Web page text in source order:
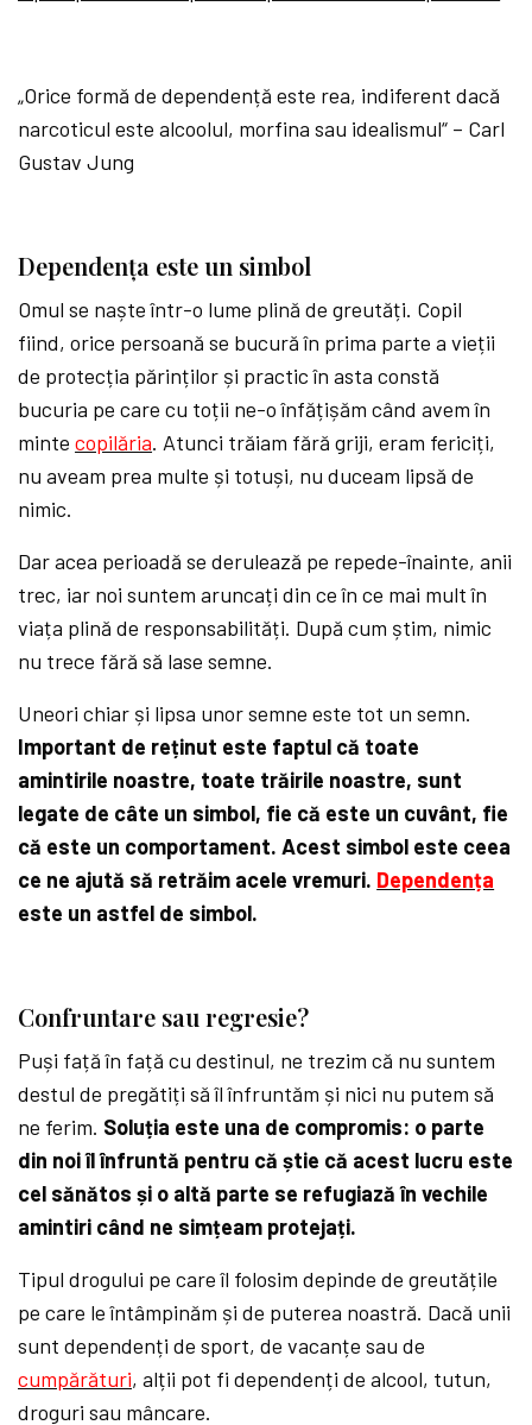
„Orice formă de dependență este rea, indiferent dacă
narcoticul este alcoolul, morfina sau idealismul“ – Carl
Gustav Jung
Dependența este un simbol
Omul se naște într-o lume plină de greutăți. Copil
fiind, orice persoană se bucură în prima parte a vieții
de protecția părinților și practic în asta constă
bucuria pe care cu toții ne-o înfățișăm când avem în
mintecopilăria. Atunci trăiam fără griji, eram fericiți,
nu aveam prea multe și totuși, nu duceam lipsă de
nimic.
Dar acea perioadă se derulează pe repede-înainte, anii
trec, iar noi suntem aruncați din ce în ce mai mult în
viața plină de responsabilități. După cum știm, nimic
nu trece fără să lase semne.
Uneori chiar și lipsa unor semne este tot un semn.
Important de reținut este faptul că toate
amintirile noastre, toate trăirile noastre, sunt
legate de câte un simbol, fie că este un cuvânt, fie
că este un comportament. Acest simbol este ceea
ce ne ajută să retrăim acele vremuri. Dependența
este un astfel de simbol.
Confruntare sau regresie?
Puși față în față cu destinul, ne trezim că nu suntem
destul de pregătiți să îl înfruntăm și nici nu putem să
ne ferim. Soluția este una de compromis: o parte
din noi îl înfruntă pentru că știe că acest lucru este
cel sănătos și o altă parte se refugiază în vechile
amintiri când ne simțeam protejați.
Tipul drogului pe care îl folosim depinde de greutățile
pe care le întâmpinăm și de puterea noastră. Dacă unii
sunt dependenți de sport, de vacanțe sau de
cumpărături, alții pot fi dependenți de alcool, tutun,
droguri sau mâncare.